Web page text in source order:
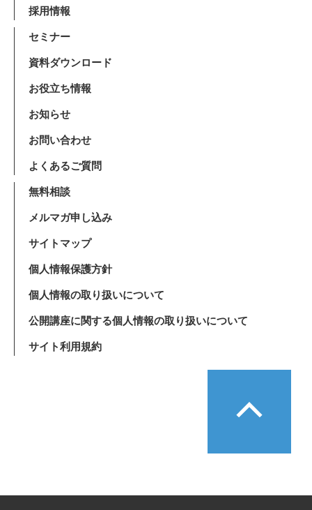
採用情報
セミナー
資料ダウンロード
お役立ち情報
お知らせ
お問い合わせ
よくあるご質問
無料相談
メルマガ申し込み
サイトマップ
個人情報保護方針
個人情報の取り扱いについて
公開講座に関する個人情報の取り扱いについて
サイト利用規約